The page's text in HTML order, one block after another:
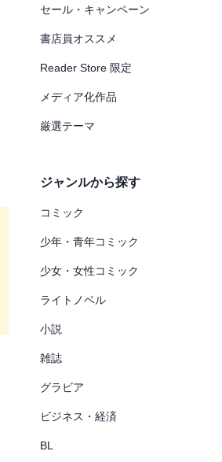
セール・キャンペーン
書店員オススメ
Reader Store 限定
メディア化作品
厳選テーマ
ジャンルから探す
コミック
少年・青年コミック
少女・女性コミック
ライトノベル
小説
雑誌
グラビア
ビジネス・経済
BL